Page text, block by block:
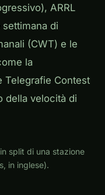
ARRL
di
(CWT) e le
la
Telegrafie Contest
della velocità di
split di una stazione
in inglese).